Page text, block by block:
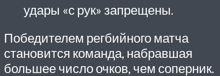
удары «с рук» запрещены.
Победителем регбийного матча
становится команда, набравшая
большее число очков, чем соперник.